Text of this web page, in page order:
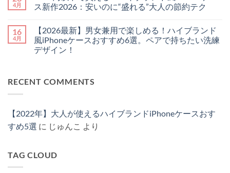
♪
憧
ブ
ラ
ン
ー
ラ
ッ
プ
付
ー
せ
な
が
持
つ
ヴ
風
iPhone
ケ
ー
す
り
ま
こ
の？」
れ
る。
希
い
ラ
ン
ド
風
ス
ト
は
り
ま
せ
4月
ス新作2026：安いのに“盛れる”大人の節約テク
下
で
買
ブ
風
iPhone
ケ
ー
2026：
ト
は
ま
せ
16
4月
【2026最新】男女兼用で楽しめる！ハイブランド
風iPhoneケースおすすめ6選。ペアで持ちたい洗練
デザイン！
男
女
楽
め
ブ
ラ
ト
り
せ
RECENT COMMENTS
【2022年】大人が使えるハイブランドiPhoneケースおす
すめ5選 に じゅんこ より
TAG CLOUD